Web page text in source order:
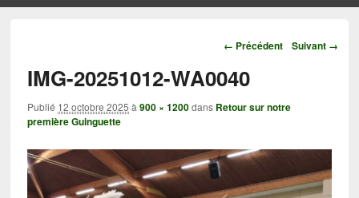
Navigation
← Précédent Suivant →
IMG-20251012-WA0040
Publié 12 octobre 2025 à900 × 1200dans Retour sur notre
première Guinguette